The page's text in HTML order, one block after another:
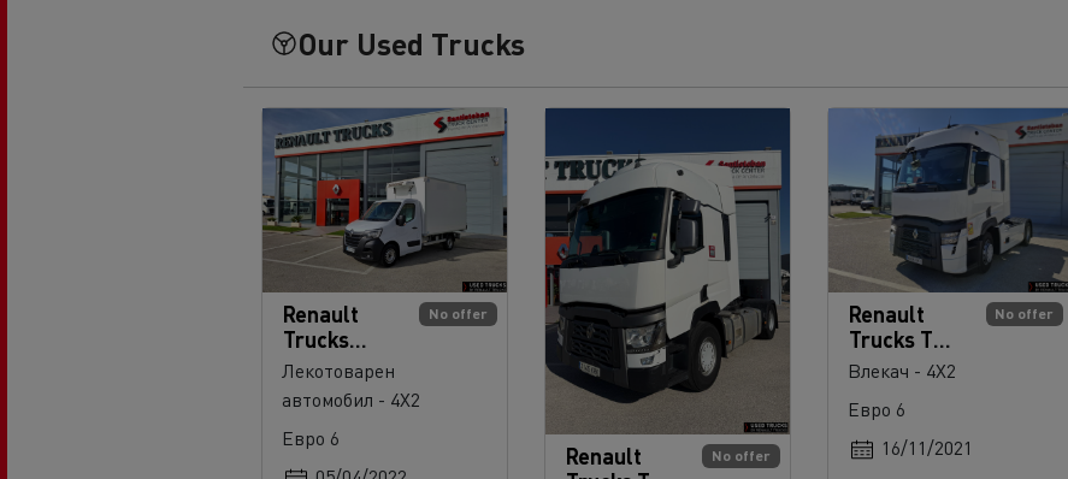
Our Used Trucks
No offer
Renault
Trucks
Master 145
Лекотоварен
автомобил - 4X2
Евро 6
No offer
Renault
No offer
Renault
Trucks T
480
Влекач - 4X2
Евро 6
16/11/2021